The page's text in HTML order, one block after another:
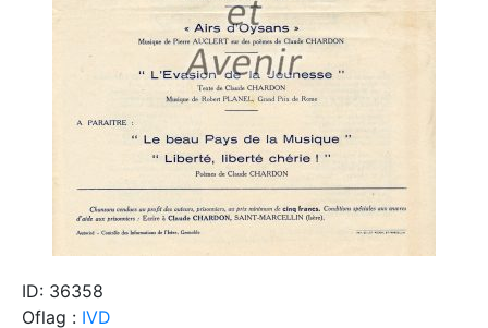
ID: 36358
Oflag : IVD